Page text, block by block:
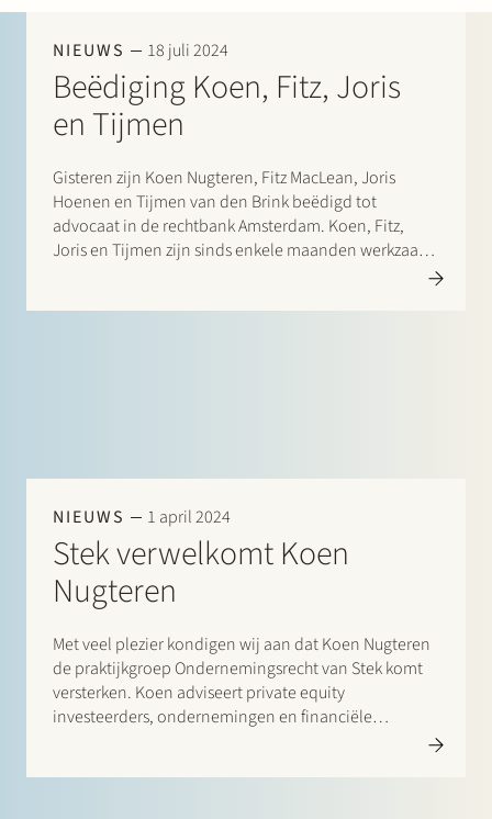
NIEUWS 18 juli 2024
Beëdiging Koen, Fitz, Joris
en Tijmen
Gisteren zijn Koen Nugteren, Fitz MacLean, Joris
Hoenen en Tijmen van den Brink beëdigd tot
advocaat in de rechtbank Amsterdam. Koen, Fitz,
Joris en Tijmen zijn sinds enkele maanden werkzaam
NIEUWS 1 april 2024
Stek verwelkomt Koen
Nugteren
Met veel plezier kondigen wij aan dat Koen Nugteren
de praktijkgroep Ondernemingsrecht van Stek komt
versterken. Koen adviseert private equity
investeerders, ondernemingen en financiële
Werken bij Stek
Partner